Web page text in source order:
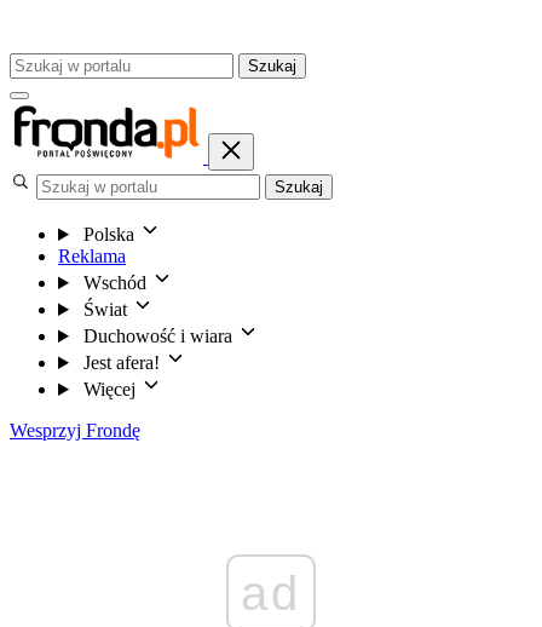
Szukaj
Szukaj
Polska
Reklama
Wschód
Świat
Duchowość i wiara
Jest afera!
Więcej
Wesprzyj Frondę
ad